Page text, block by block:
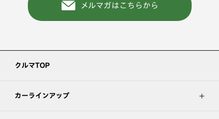
メルマガはこちらから
クルマTOP
カーラインアップ